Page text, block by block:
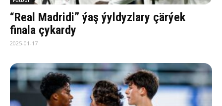
“Real Madridi” ýaş ýyldyzlary çärýek
finala çykardy
2025-01-17